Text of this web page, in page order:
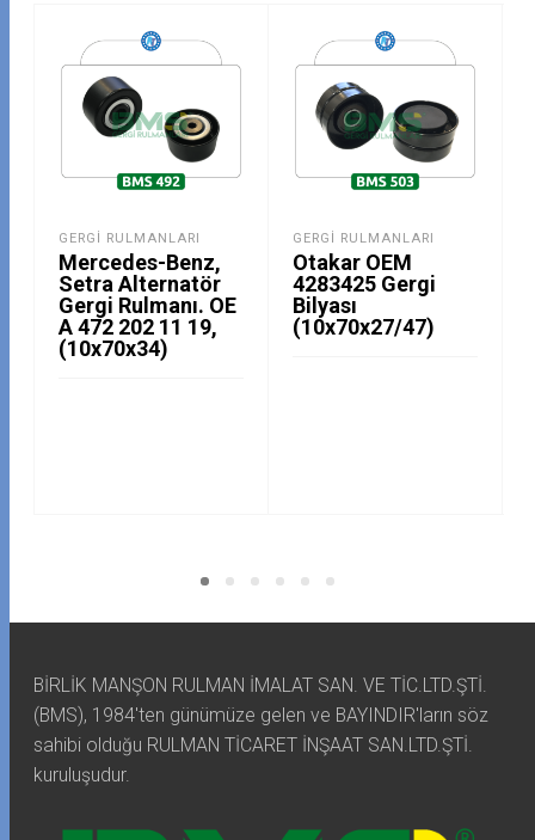
GERGI RULMANLARI
Mercedes-Benz,
Setra Alternatör
Gergi Rulmanı. OE
A 472 202 11 19,
(10x70x34)
GERGI RULMANLARI
Otakar OEM
4283425 Gergi
Bilyası
(10x70x27/47)
BİRLİK MANŞON RULMAN İMALAT SAN. VE TİC.LTD.ŞTİ.
(BMS), 1984'ten günümüze gelen ve BAYINDIR'ların söz
sahibi olduğu RULMAN TİCARET İNŞAAT SAN.LTD.ŞTİ.
kuruluşudur.